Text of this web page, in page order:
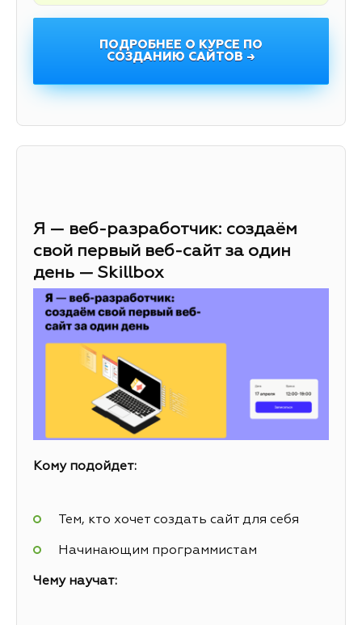
ПОДРОБНЕЕ О КУРСЕ ПО
СОЗДАНИЮ САЙТОВ →
Я — веб-разработчик: создаём
свой первый веб-сайт за один
день — Skillbox
Кому подойдет:
Тем, кто хочет создать сайт для себя
Начинающим программистам
Чему научат: